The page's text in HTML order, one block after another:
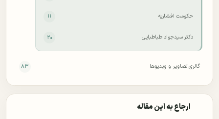
حکومت افشاریه ۱۱
دکتر سید‌جواد طباطبایی ۲۰
گالری تصاویر و ویدیوها ۸۳
ارجاع به این مقاله